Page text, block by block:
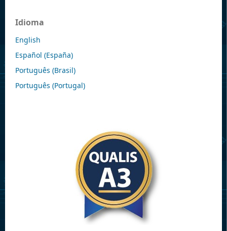
Idioma
English
Español (España)
Português (Brasil)
Português (Portugal)